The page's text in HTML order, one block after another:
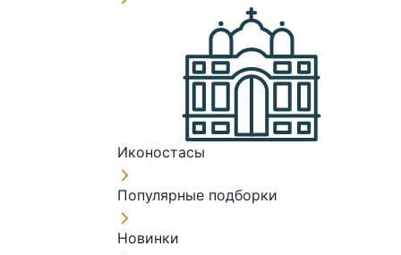
Иконостасы
Популярные подборки
Новинки